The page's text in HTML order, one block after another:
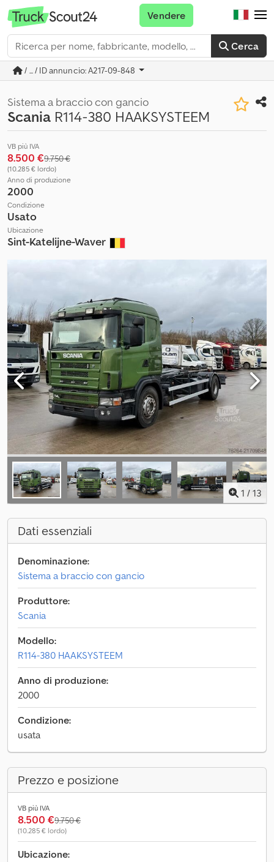
Cerca
Vendere
/ ... / ID annuncio: A217-09-848
Sistema a braccio con gancio
Scania R114-380 HAAKSYSTEEM
VB più IVA
8.500 €9.750 €
(10.285 € lordo)
Anno di produzione
2000
Condizione
Usato
Ubicazione
Sint-Katelijne-Waver
1 / 13
Dati essenziali
Denominazione:
Sistema a braccio con gancio
Produttore:
Scania
Modello:
R114-380 HAAKSYSTEEM
Anno di produzione:
2000
Condizione:
usata
Prezzo e posizione
VB più IVA
8.500 €9.750 €
(10.285 € lordo)
Ubicazione: